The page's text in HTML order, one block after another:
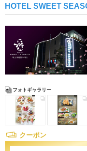
HOTEL SWEET
フォトギャラリー
クーポン